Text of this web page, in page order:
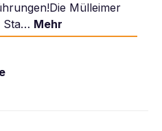
Mülleimer
Sta… Mehr